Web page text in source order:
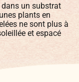
un substrat
plants en
ne sont plus à
et espacé